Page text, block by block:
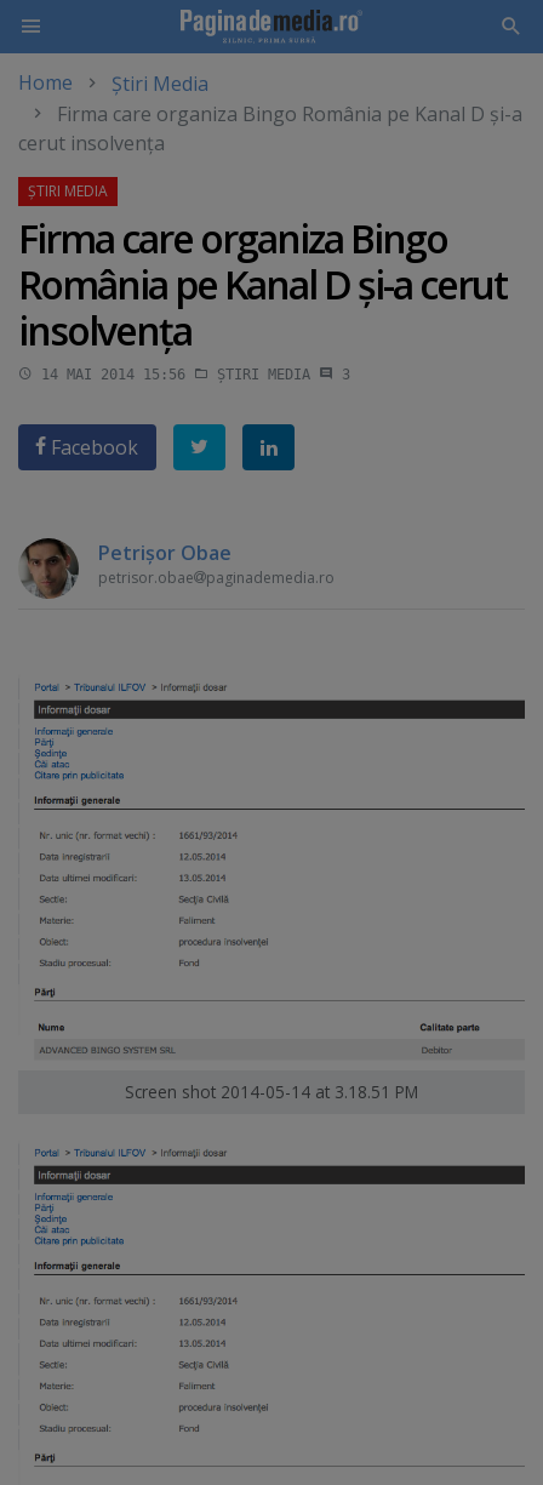
main
content
Home
Știri Media
Firma care organiza Bingo România pe Kanal D şi-a
cerut insolvenţa
Firma care organiza Bingo
România pe Kanal D şi-a cerut
insolvenţa
14 MAI 2014 15:56 ȘTIRI MEDIA 3
Facebook
Petrişor Obae
petrisor.obae paginademedia.ro
Screen shot 2014-05-14 at 3.18.51 PM